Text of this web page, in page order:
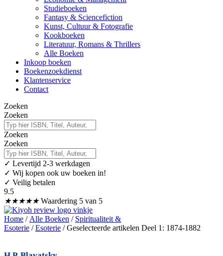
Studieboeken
Fantasy & Sciencefiction
Kunst, Cultuur & Fotografie
Kookboeken
Literatuur, Romans & Thrillers
Alle Boeken
Inkoop boeken
Boekenzoekdienst
Klantenservice
Contact
Zoeken
Zoeken
Zoeken
Zoeken
✓ Levertijd 2-3 werkdagen
✓ Wij kopen ook uw boeken in!
✓ Veilig betalen
9.5
★★★★★ Waardering 5 van 5
Home / Alle Boeken / Spiritualiteit &
Esoterie /Esoterie / Geselecteerde artikelen Deel 1: 1874-1882